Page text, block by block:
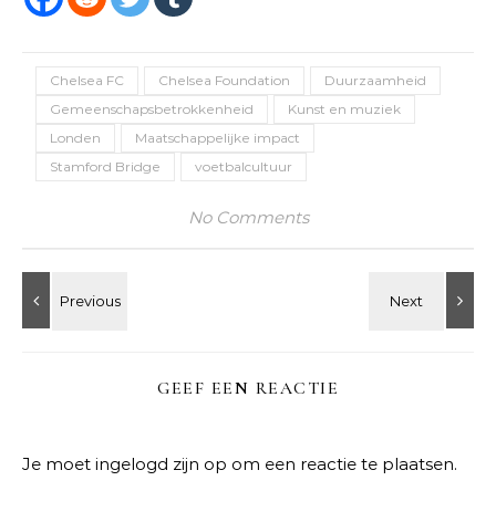
Chelsea FC Chelsea Foundation
Duurzaamheid
Gemeenschapsbetrokkenheid
Kunst en muziek
Londen
Maatschappelijke impact
Stamford Bridge
voetbalcultuur
No Comments
GEEF EEN REACTIE
Je moet ingelogd zijn op om een reactie te plaatsen.